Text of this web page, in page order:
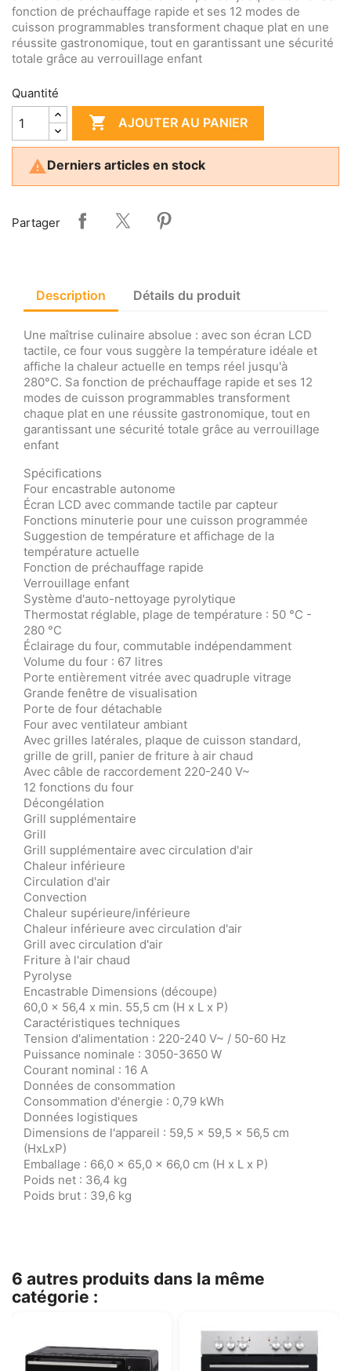
fonction de préchauffage rapide et ses 12 modes de
cuisson programmables transforment chaque plat en une
réussite gastronomique, tout en garantissant une sécurité
totale grâce au verrouillage enfant
Quantité
 AJOUTER AU PANIER
Derniers articles en stock
Partager
Description Détails du produit
Une maîtrise culinaire absolue : avec son écran LCD
tactile, ce four vous suggère la température idéale et
affiche la chaleur actuelle en temps réel jusqu'à
280°C. Sa fonction de préchauffage rapide et ses 12
modes de cuisson programmables transforment
chaque plat en une réussite gastronomique, tout en
garantissant une sécurité totale grâce au verrouillage
enfant
Spécifications
Four encastrable autonome
Écran LCD avec commande tactile par capteur
Fonctions minuterie pour une cuisson programmée
Suggestion de température et affichage de la
température actuelle
Fonction de préchauffage rapide
Verrouillage enfant
Système d'auto-nettoyage pyrolytique
Thermostat réglable, plage de température : 50 °C -
280 °C
Éclairage du four, commutable indépendamment
Volume du four : 67 litres
Porte entièrement vitrée avec quadruple vitrage
Grande fenêtre de visualisation
Porte de four détachable
Four avec ventilateur ambiant
Avec grilles latérales, plaque de cuisson standard,
grille de grill, panier de friture à air chaud
Avec câble de raccordement 220-240 V~
12 fonctions du four
Décongélation
Grill supplémentaire
Grill
Grill supplémentaire avec circulation d'air
Chaleur inférieure
Circulation d'air
Convection
Chaleur supérieure/inférieure
Chaleur inférieure avec circulation d'air
Grill avec circulation d'air
Friture à l'air chaud
Pyrolyse
Encastrable Dimensions (découpe)
60,0 x 56,4 x min. 55,5 cm (H x L x P)
Caractéristiques techniques
Tension d'alimentation : 220-240 V~ / 50-60 Hz
Puissance nominale : 3050-3650 W
Courant nominal : 16 A
Données de consommation
Consommation d'énergie : 0,79 kWh
Données logistiques
Dimensions de l'appareil : 59,5 x 59,5 x 56,5 cm
(HxLxP)
Emballage : 66,0 x 65,0 x 66,0 cm (H x L x P)
Poids net : 36,4 kg
Poids brut : 39,6 kg
6 autres produits dans la même
catégorie :